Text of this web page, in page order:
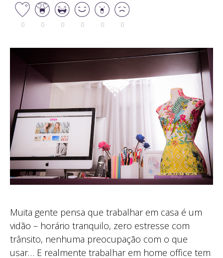
0 0 0 0 0 0
Muita gente pensa que trabalhar em casa é um
vidão – horário tranquilo, zero estresse com
trânsito, nenhuma preocupação com o que
usar… E realmente trabalhar em home office tem